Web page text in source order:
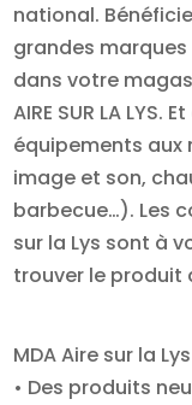
national.
grandes marques
dans votre
AIRE SUR LA
équipements aux
image et son,
barbecue…). Les
sur la Lys sont à
trouver le produit
MDA Aire sur la
• Des produits